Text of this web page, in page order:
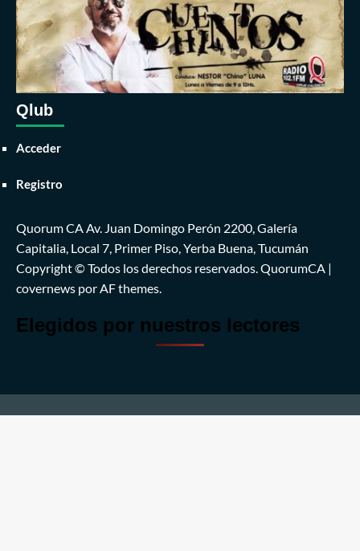
Qlub
Acceder
Registro
Quorum CA Av. Juan Domingo Perón 2200, Galería
Capitalia, Local 7, Primer Piso, Yerba Buena, Tucumán
Copyright © Todos los derechos reservados. QuorumCA |
covernews por AF themes.
Elegidos por nuestros lectores